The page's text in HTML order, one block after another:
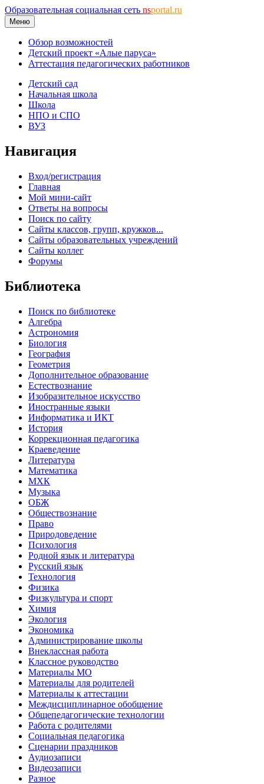
Образовательная социальная сеть nsportal.ru
Меню
Обзор возможностей
Детский проект «Алые паруса»
Аттестация педагогических работников
Детский сад
Начальная школа
Школа
НПО и СПО
ВУЗ
Навигация
Вход/регистрация
Главная
Мой мини-сайт
Ответы на вопросы
Поиск по сайту
Сайты классов, групп, кружков...
Сайты образовательных учреждений
Сайты коллег
Форумы
Библиотека
Поиск по библиотеке
Алгебра
Астрономия
Биология
География
Геометрия
Дополнительное образование
Естествознание
Изобразительное искусство
Иностранные языки
Информатика и ИКТ
История
Коррекционная педагогика
Краеведение
Литература
Математика
МХК
Музыка
ОБЖ
Обществознание
Право
Природоведение
Психология
Родной язык и литература
Русский язык
Технология
Физика
Физкультура и спорт
Химия
Экология
Экономика
Администрирование школы
Внеклассная работа
Классное руководство
Материалы МО
Материалы для родителей
Материалы к аттестации
Междисциплинарное обобщение
Общепедагогические технологии
Работа с родителями
Социальная педагогика
Сценарии праздников
Аудиозаписи
Видеозаписи
Разное